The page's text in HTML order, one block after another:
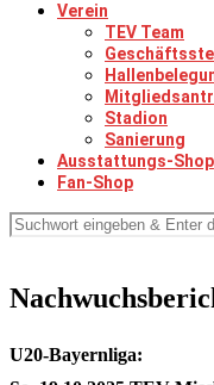
Verein
TEV Team
Stadion
Sanierung
Ausstattungs-Shop
Fan-Shop
U20-Bayernliga: